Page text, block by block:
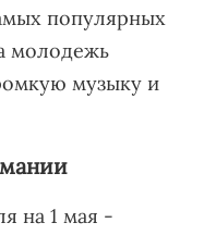
популярных
молодежь
музыку и
на 1 мая -